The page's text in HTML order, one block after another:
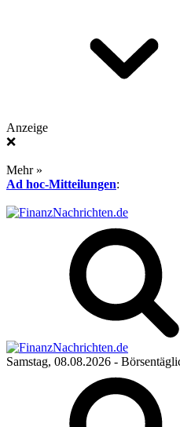
Anzeige
❌
Mehr »
Ad hoc-Mitteilungen:
Samstag, 08.08.2026 -